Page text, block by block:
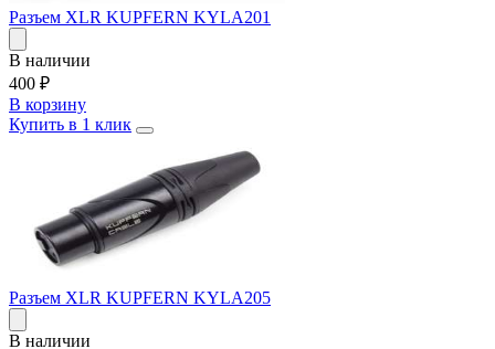
Разъем XLR KUPFERN KYLA201
В наличии
400 ₽
В корзину
Купить в 1 клик
Разъем XLR KUPFERN KYLA205
В наличии